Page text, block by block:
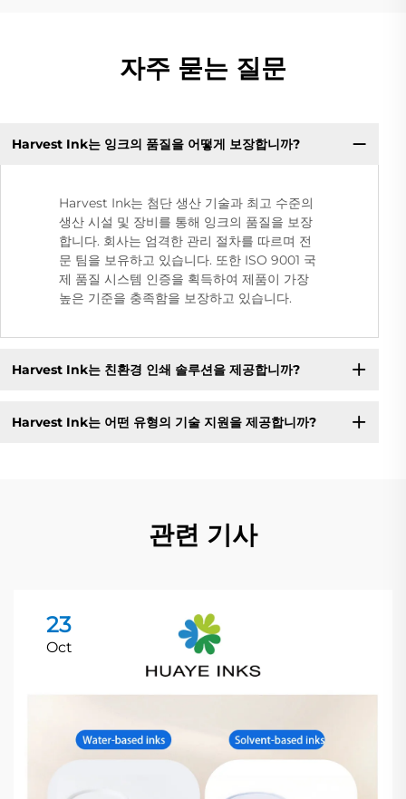
자주 묻는 질문
Harvest Ink는 잉크의 품질을 어떻게 보장합니까?
Harvest Ink는 첨단 생산 기술과 최고 수준의
생산 시설 및 장비를 통해 잉크의 품질을 보장
합니다. 회사는 엄격한 관리 절차를 따르며 전
문 팀을 보유하고 있습니다. 또한 ISO 9001 국
제 품질 시스템 인증을 획득하여 제품이 가장
높은 기준을 충족함을 보장하고 있습니다.
Harvest Ink는 친환경 인쇄 솔루션을 제공합니까?
Harvest Ink는 어떤 유형의 기술 지원을 제공합니까?
관련 기사
23
Oct